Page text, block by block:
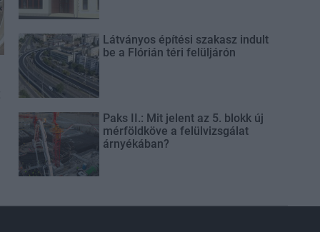
Látványos építési szakasz indult
be a Flórián téri felüljárón
Paks II.: Mit jelent az 5. blokk új
mérföldköve a felülvizsgálat
árnyékában?